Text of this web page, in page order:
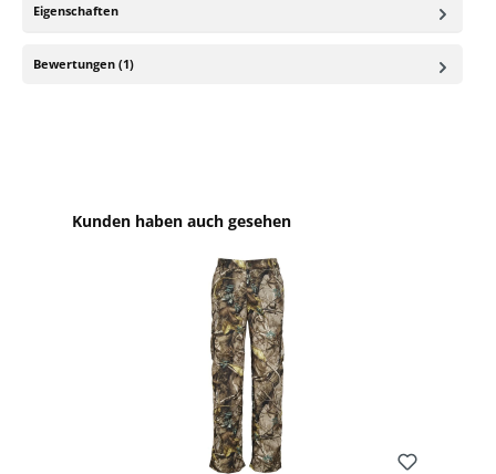
Eigenschaften
Bewertungen (1)
Produktgalerie überspringen
Kunden haben auch gesehen